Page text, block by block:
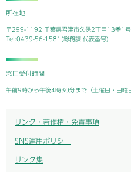
所在地
〒299-1192 千葉県君津市久保2丁目13番1号
Tel:0439-56-1581(総務課 代表番号)
窓口受付時間
午前9時から午後4時30分まで（土曜日・日
リンク・著作権・免責事項
SNS運用ポリシー
リンク集